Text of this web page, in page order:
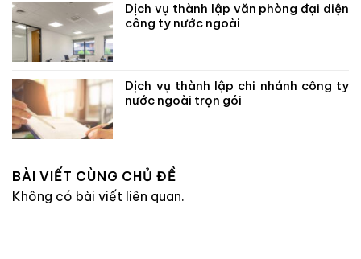
Dịch vụ thành lập văn phòng đại diện
công ty nước ngoài
Dịch vụ thành lập chi nhánh công ty
nước ngoài trọn gói
BÀI VIẾT CÙNG CHỦ ĐỀ
Không có bài viết liên quan.